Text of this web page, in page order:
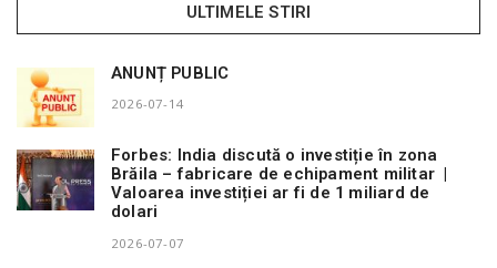
ULTIMELE STIRI
ANUNȚ PUBLIC
2026-07-14
Forbes: India discută o investiție în zona
Brăila – fabricare de echipament militar |
Valoarea investiției ar fi de 1 miliard de
dolari
2026-07-07